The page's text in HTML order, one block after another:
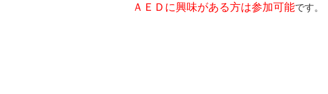
ＡＥＤに興味がある方は参加可能です。